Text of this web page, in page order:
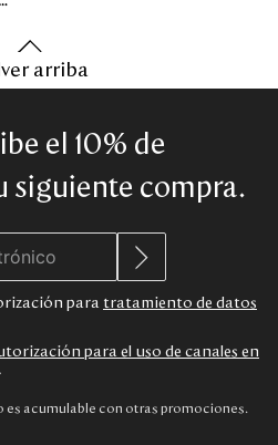
arriba
el 10% de
siguiente compra.
para tratamiento de datos
para el uso de canales en
.
es acumulable con otras promociones.